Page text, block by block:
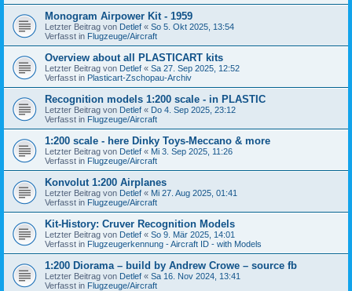
Monogram Airpower Kit - 1959
Letzter Beitrag von Detlef « So 5. Okt 2025, 13:54
Verfasst in Flugzeuge/Aircraft
Overview about all PLASTICART kits
Letzter Beitrag von Detlef « Sa 27. Sep 2025, 12:52
Verfasst in Plasticart-Zschopau-Archiv
Recognition models 1:200 scale - in PLASTIC
Letzter Beitrag von Detlef « Do 4. Sep 2025, 23:12
Verfasst in Flugzeuge/Aircraft
1:200 scale - here Dinky Toys-Meccano & more
Letzter Beitrag von Detlef « Mi 3. Sep 2025, 11:26
Verfasst in Flugzeuge/Aircraft
Konvolut 1:200 Airplanes
Letzter Beitrag von Detlef « Mi 27. Aug 2025, 01:41
Verfasst in Flugzeuge/Aircraft
Kit-History: Cruver Recognition Models
Letzter Beitrag von Detlef « So 9. Mär 2025, 14:01
Verfasst in Flugzeugerkennung - Aircraft ID - with Models
1:200 Diorama – build by Andrew Crowe – source fb
Letzter Beitrag von Detlef « Sa 16. Nov 2024, 13:41
Verfasst in Flugzeuge/Aircraft